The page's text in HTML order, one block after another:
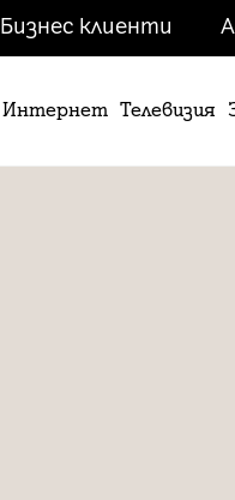
Бизнес клиенти
Интернет Телевизия